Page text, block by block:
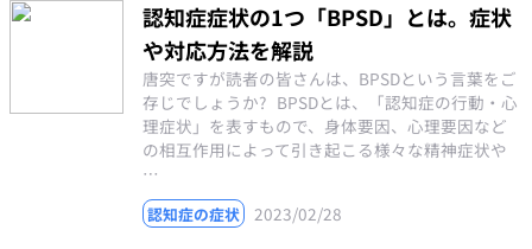
認知症症状の1つ「BPSD」とは。症状
や対応方法を解説
唐突ですが読者の皆さんは、BPSDという言葉をご
存じでしょうか? BPSDとは、「認知症の行動・心
理症状」を表すもので、身体要因、心理要因など
の相互作用によって引き起こる様々な精神症状や
…
認知症の症状 2023/02/28